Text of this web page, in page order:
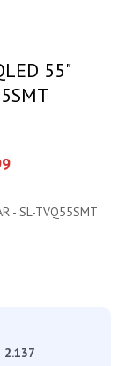
55"
- SL-TVQ55SMT
2.137